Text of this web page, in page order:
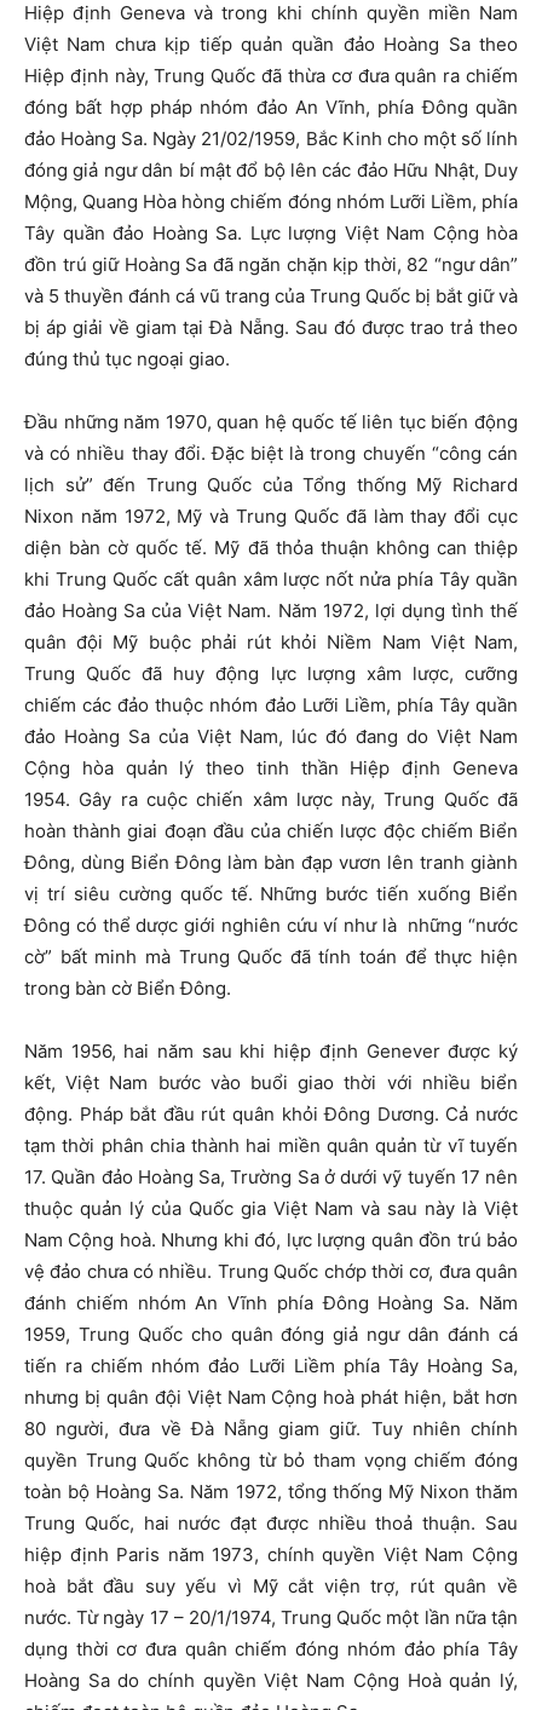
Hiệp định Geneva và trong khi chính quyền miền Nam
Việt Nam chưa kịp tiếp quản quần đảo Hoàng Sa theo
Hiệp định này, Trung Quốc đã thừa cơ đưa quân ra chiếm
đóng bất hợp pháp nhóm đảo An Vĩnh, phía Đông quần
đảo Hoàng Sa. Ngày 21/02/1959, Bắc Kinh cho một số lính
đóng giả ngư dân bí mật đổ bộ lên các đảo Hữu Nhật, Duy
Mộng, Quang Hòa hòng chiếm đóng nhóm Lưỡi Liềm, phía
Tây quần đảo Hoàng Sa. Lực lượng Việt Nam Cộng hòa
đồn trú giữ Hoàng Sa đã ngăn chặn kịp thời, 82 “ngư dân”
và 5 thuyền đánh cá vũ trang của Trung Quốc bị bắt giữ và
bị áp giải về giam tại Đà Nẵng. Sau đó được trao trả theo
đúng thủ tục ngoại giao.
Đầu những năm 1970, quan hệ quốc tế liên tục biến động
và có nhiều thay đổi. Đặc biệt là trong chuyến “công cán
lịch sử” đến Trung Quốc của Tổng thống Mỹ Richard
Nixon năm 1972, Mỹ và Trung Quốc đã làm thay đổi cục
diện bàn cờ quốc tế. Mỹ đã thỏa thuận không can thiệp
khi Trung Quốc cất quân xâm lược nốt nửa phía Tây quần
đảo Hoàng Sa của Việt Nam. Năm 1972, lợi dụng tình thế
quân đội Mỹ buộc phải rút khỏi Niềm Nam Việt Nam,
Trung Quốc đã huy động lực lượng xâm lược, cưỡng
chiếm các đảo thuộc nhóm đảo Lưỡi Liềm, phía Tây quần
đảo Hoàng Sa của Việt Nam, lúc đó đang do Việt Nam
Cộng hòa quản lý theo tinh thần Hiệp định Geneva
1954. Gây ra cuộc chiến xâm lược này, Trung Quốc đã
hoàn thành giai đoạn đầu của chiến lược độc chiếm Biển
Đông, dùng Biển Đông làm bàn đạp vươn lên tranh giành
vị trí siêu cường quốc tế. Những bước tiến xuống Biển
Đông có thể dược giới nghiên cứu ví như là những “nước
cờ” bất minh mà Trung Quốc đã tính toán để thực hiện
trong bàn cờ Biển Đông.
Năm 1956, hai năm sau khi hiệp định Genever được ký
kết, Việt Nam bước vào buổi giao thời với nhiều biển
động. Pháp bắt đầu rút quân khỏi Đông Dương. Cả nước
tạm thời phân chia thành hai miền quân quản từ vĩ tuyến
17. Quần đảo Hoàng Sa, Trường Sa ở dưới vỹ tuyến 17 nên
thuộc quản lý của Quốc gia Việt Nam và sau này là Việt
Nam Cộng hoà. Nhưng khi đó, lực lượng quân đồn trú bảo
vệ đảo chưa có nhiều. Trung Quốc chớp thời cơ, đưa quân
đánh chiếm nhóm An Vĩnh phía Đông Hoàng Sa. Năm
1959, Trung Quốc cho quân đóng giả ngư dân đánh cá
tiến ra chiếm nhóm đảo Lưỡi Liềm phía Tây Hoàng Sa,
nhưng bị quân đội Việt Nam Cộng hoà phát hiện, bắt hơn
80 người, đưa về Đà Nẵng giam giữ. Tuy nhiên chính
quyền Trung Quốc không từ bỏ tham vọng chiếm đóng
toàn bộ Hoàng Sa. Năm 1972, tổng thống Mỹ Nixon thăm
Trung Quốc, hai nước đạt được nhiều thoả thuận. Sau
hiệp định Paris năm 1973, chính quyền Việt Nam Cộng
hoà bắt đầu suy yếu vì Mỹ cắt viện trợ, rút quân về
nước. Từ ngày 17 – 20/1/1974, Trung Quốc một lần nữa tận
dụng thời cơ đưa quân chiếm đóng nhóm đảo phía Tây
Hoàng Sa do chính quyền Việt Nam Cộng Hoà quản lý,